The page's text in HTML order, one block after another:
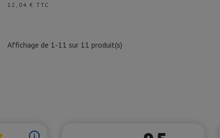
Prix
12,04 € TTC
Affichage de 1-11 sur 11 produit(s)